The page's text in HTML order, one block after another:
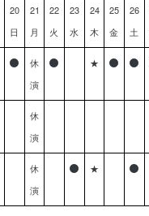
20
日
21
月
22
火
23
水
24
木
25
金
26
土
休
演
★
休
演
休
演
★